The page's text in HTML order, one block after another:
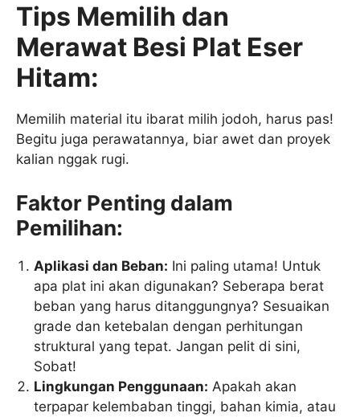
Tips Memilih dan
Merawat Besi Plat Eser
Hitam:
Memilih material itu ibarat milih jodoh, harus pas!
Begitu juga perawatannya, biar awet dan proyek
kalian nggak rugi.
Faktor Penting dalam
Pemilihan:
Aplikasi dan Beban: Ini paling utama! Untuk
apa plat ini akan digunakan? Seberapa berat
beban yang harus ditanggungnya? Sesuaikan
grade dan ketebalan dengan perhitungan
struktural yang tepat. Jangan pelit di sini,
Sobat!
Lingkungan Penggunaan: Apakah akan
terpapar kelembaban tinggi, bahan kimia, atau